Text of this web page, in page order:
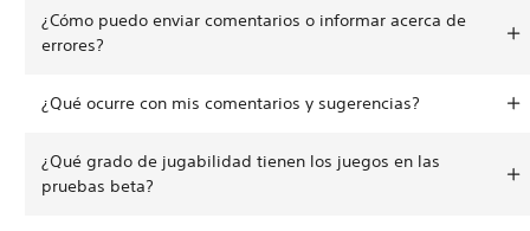
¿Cómo puedo enviar comentarios o informar acerca de
errores?
¿Qué ocurre con mis comentarios y sugerencias?
¿Qué grado de jugabilidad tienen los juegos en las
pruebas beta?